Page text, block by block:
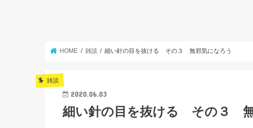
HOME 雑談 細い針の目を抜ける その３ 無邪気になろう
雑談
2020.06.03
細い針の目を抜ける その３ 無